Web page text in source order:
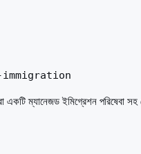
immigration
একটি ম্যানেজড ইমিগ্রেশন